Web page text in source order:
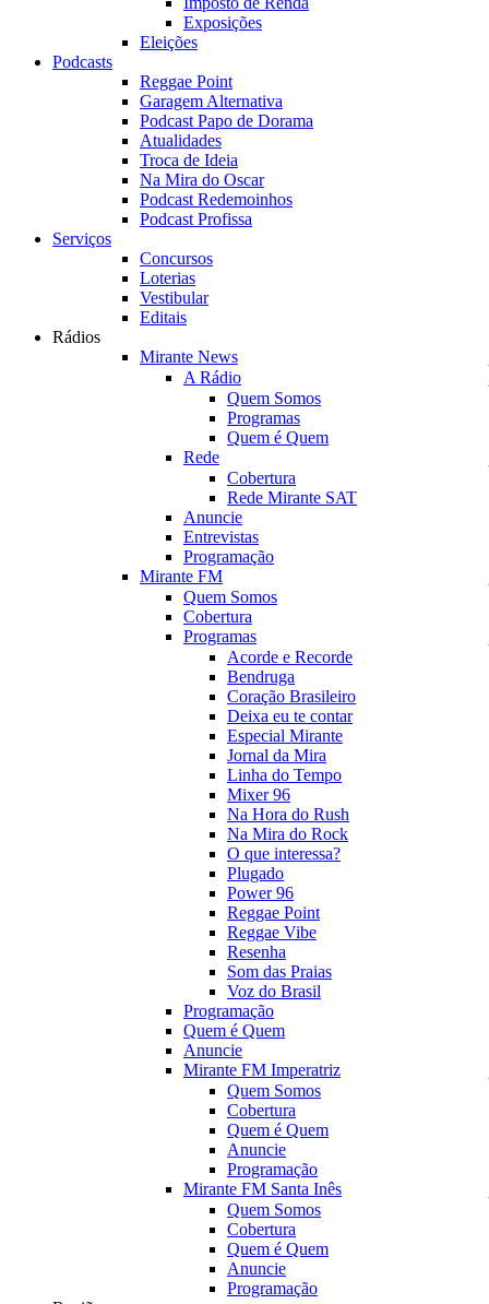
Exposições
Eleições
Podcasts
Reggae Point
Garagem Alternativa
Podcast Papo de Dorama
Atualidades
Troca de Ideia
Na Mira do Oscar
Podcast Redemoinhos
Podcast Profissa
Serviços
Concursos
Loterias
Vestibular
Editais
Rádios
Mirante News
A Rádio
Quem Somos
Programas
Quem é Quem
Rede
Cobertura
Rede Mirante SAT
Anuncie
Entrevistas
Programação
Mirante FM
Quem Somos
Cobertura
Programas
Acorde e Recorde
Bendruga
Coração Brasileiro
Deixa eu te contar
Especial Mirante
Jornal da Mira
Linha do Tempo
Mixer 96
Na Hora do Rush
Na Mira do Rock
O que interessa?
Plugado
Power 96
Reggae Point
Reggae Vibe
Resenha
Som das Praias
Voz do Brasil
Programação
Quem é Quem
Anuncie
Mirante FM Imperatriz
Quem Somos
Cobertura
Quem é Quem
Anuncie
Programação
Mirante FM Santa Inês
Quem Somos
Cobertura
Quem é Quem
Anuncie
Programação